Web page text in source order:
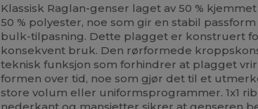
Klassisk Raglan-genser laget av 50 %
50 % polyester, noe som gir en stabil
bulk-tilpasning. Dette plagget er konstruert
konsekvent bruk. Den rørformede
teknisk funksjon som forhindrer at plagget
formen over tid, noe som gjør det til et
store volum eller uniformsprogrammer. 1x1
nederkant og mansjetter sikrer at genseren